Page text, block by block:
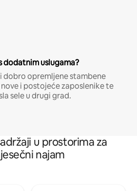
dodatnim uslugama?
dobro opremljene stambene
i postojeće zaposlenike te
sele u drugi grad.
u prostorima za
najam